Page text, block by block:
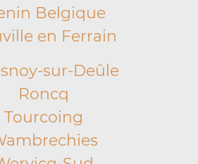
Belgique
en Ferrain
sur-Deûle
Roncq
Tourcoing